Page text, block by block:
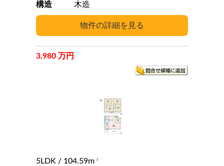
構造 木造
3,980 万円
5LDK / 104.59m 2